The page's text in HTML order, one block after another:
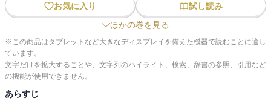
お気に入り
試し読み
ほかの巻を見る
※この商品はタブレットなど大きなディスプレイを備えた機器で読むことに適し
ています。
文字だけを拡大することや、文字列のハイライト、検索、辞書の参照、引用など
の機能が使用できません。
あらすじ